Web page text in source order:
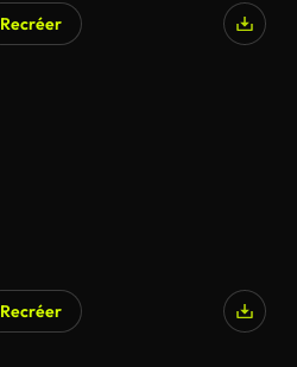
Recréer
Recréer